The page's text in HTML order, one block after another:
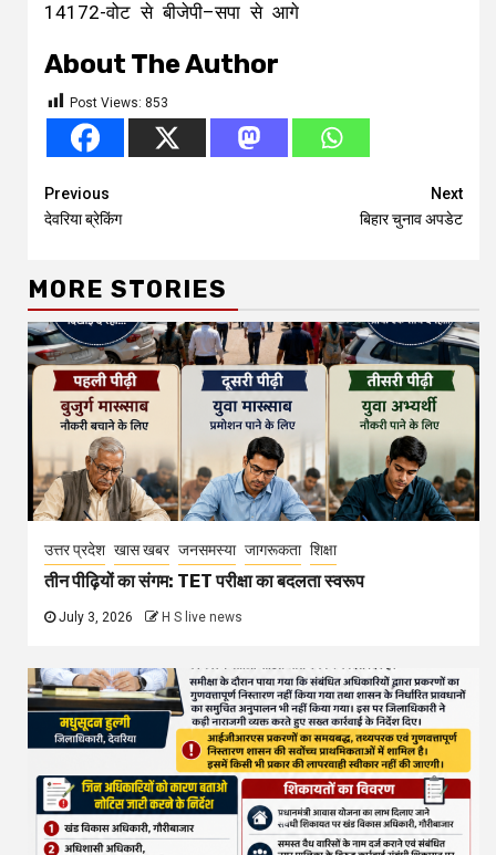
14172-वोट से बीजेपी–सपा से आगे
About The Author
Post Views: 853
Continue
Reading
Previous
देवरिया ब्रेकिंग
Next
बिहार चुनाव अपडेट
MORE STORIES
उत्तर प्रदेश खास खबर जनसमस्या जागरूकता शिक्षा
तीन पीढ़ियों का संगम: TET परीक्षा का बदलता स्वरूप
July 3, 2026 H S live news